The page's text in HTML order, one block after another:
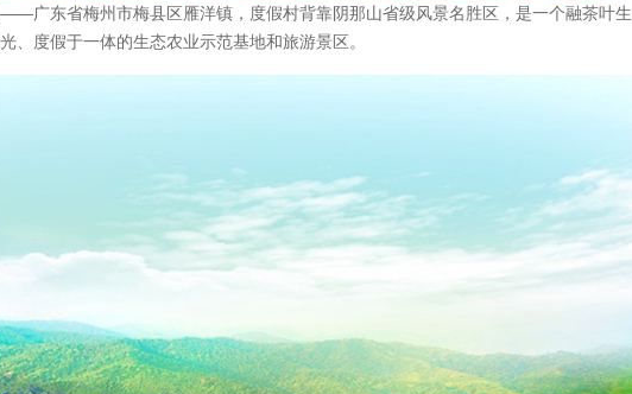
广东省梅州市梅县区雁洋镇，度假村背靠阴那山省级风景名胜区，是一个融茶叶生
、度假于一体的生态农业示范基地和旅游景区。